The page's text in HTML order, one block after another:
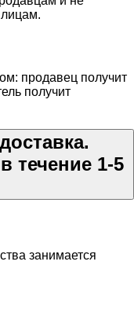
продавец получит
получит
течение 1-5
занимается